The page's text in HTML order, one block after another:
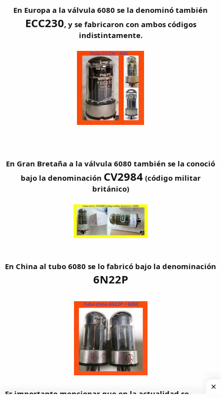
En Europa a la válvula 6080 se la denominó también
ECC230, y se fabricaron con ambos códigos
indistintamente.
En Gran Bretaña a la válvula 6080 también se la conoció
bajo la denominación CV2984(código militar
británico)
En China al tubo 6080 se lo fabricó bajo la denominación
6N22P
Es importante mencionar que en la actualidad se